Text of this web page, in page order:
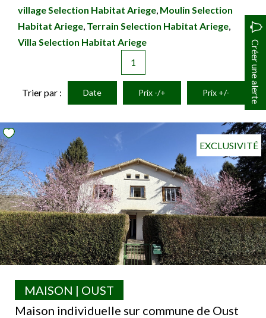
village Selection Habitat Ariege Moulin Selection
Habitat Ariege Terrain Selection Habitat Ariege
Villa Selection Habitat Ariege
Créer une alerte
1
Trier par : Date Prix -/+ Prix +/-
EXCLUSIVITÉ
Maison individuelle sur commune de Oust
MAISON | OUST